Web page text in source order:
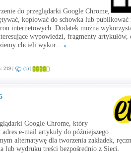
do przeglądarki Google Chrome,
kopiować do schowka lub publikować
internetowych. Dodatek można
wypowiedzi, fragmenty artykułów,
chcieli wykor...
219 | (1) |
Google Chrome, który
adres e-mail artykuły do późniejszego
alternatywę dla tworzenia zakładek,
lub wydruku treści bezpośrednio z Sieci.